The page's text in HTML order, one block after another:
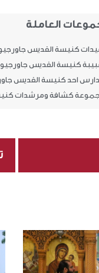
العاملة
كنيسة القديس
كنيسة القديس
احد كنيسة القديس
كشافة ومرشدات